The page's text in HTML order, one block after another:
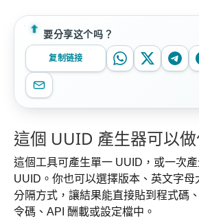
要分享这个吗？
复制链接
這個 UUID 產生器可以
這個工具可產生單一 UUID，或一次
UUID。你也可以選擇版本、英文字
分隔方式，讓結果能直接貼到程式碼
令碼、API 酬載或設定檔中。